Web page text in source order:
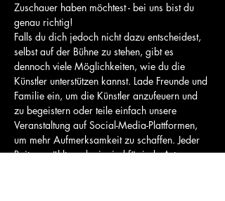
Zuschauer haben möchtest - bei uns bist du
genau richtig!
Falls du dich jedoch nicht dazu entscheidest,
selbst auf der Bühne zu stehen, gibt es
dennoch viele Möglichkeiten, wie du die
Künstler unterstützen kannst. Lade Freunde und
Familie ein, um die Künstler anzufeuern und
zu begeistern oder teile einfach unsere
Veranstaltung auf Social-Media-Plattformen,
um mehr Aufmerksamkeit zu schaffen. Jeder
Beitrag zählt, und wir sind für jede Art von